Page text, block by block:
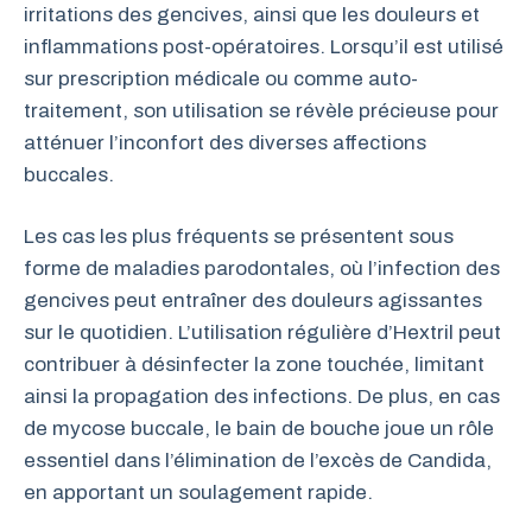
irritations des gencives, ainsi que les douleurs et
inflammations post-opératoires. Lorsqu’il est utilisé
sur prescription médicale ou comme auto-
traitement, son utilisation se révèle précieuse pour
atténuer l’inconfort des diverses affections
buccales.
Les cas les plus fréquents se présentent sous
forme de maladies parodontales, où l’infection des
gencives peut entraîner des douleurs agissantes
sur le quotidien. L’utilisation régulière d’Hextril peut
contribuer à désinfecter la zone touchée, limitant
ainsi la propagation des infections. De plus, en cas
de mycose buccale, le bain de bouche joue un rôle
essentiel dans l’élimination de l’excès de Candida,
en apportant un soulagement rapide.